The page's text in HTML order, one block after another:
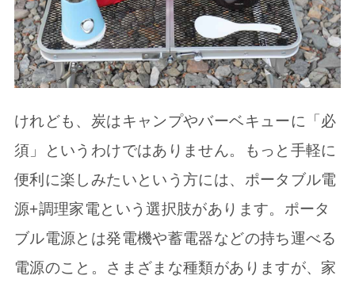
けれども、炭はキャンプやバーベキューに「必
須」というわけではありません。もっと手軽に
便利に楽しみたいという方には、ポータブル電
源+調理家電という選択肢があります。ポータ
ブル電源とは発電機や蓄電器などの持ち運べる
電源のこと。さまざまな種類がありますが、家